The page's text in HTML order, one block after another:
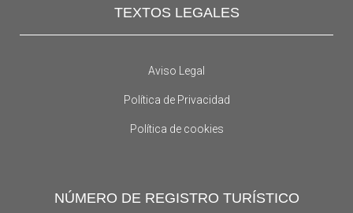
TEXTOS LEGALES
Aviso Legal
Política de Privacidad
Política de cookies
NÚMERO DE REGISTRO TURÍSTICO